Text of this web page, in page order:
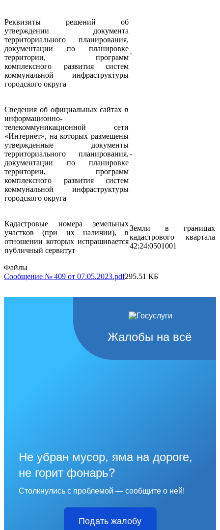
Реквизиты решений об
утверждении документа
территориального планирования,
документации по планировке
территории, программ
комплексного развития систем
коммунальной инфраструктуры
городского округа
-
Сведения об официальных сайтах в
информационно-
телекоммуникационной сети
«Интернет», на которых размещены
утвержденные документы
территориального планирования,
документации по планировке
территории, программ
комплексного развития систем
коммунальной инфраструктуры
городского округа
-
Кадастровые номера земельных
участков (при их наличии), в
отношении которых испрашивается
публичный сервитут
Земли в границах
кадастрового квартала
42:24:0501001
Файлы
Сообщение № 409 от 07.05.2023.pdf295.51 КБ
Жалобы на всё
Не убран мусор, яма на дороге,
не горит фонарь?
Столкнулись с проблемой — сообщите о ней!
Подать жалобу